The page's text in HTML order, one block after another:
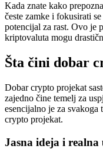
Kada znate kako
česte zamke i fokusirati
potencijal za rast. Ovo je
kriptovaluta mogu
Šta čini dobar
Dobar crypto projekat
zajedno čine temelj za
esencijalno je za
crypto projekat.
Jasna ideja i